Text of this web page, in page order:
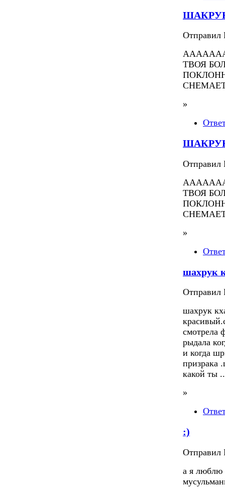
Отправил
ТВОЯ
»
Отправил
ТВОЯ
»
шахрук
Отправил
шахрук
смотрела
рыдала
и когда
призрака
какой ты
»
:)
Отправил
а я люблю